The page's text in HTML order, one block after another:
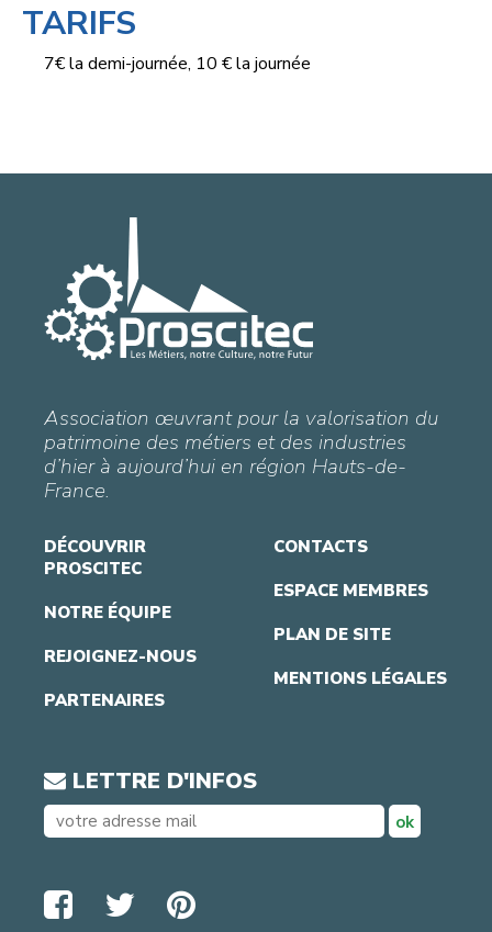
TARIFS
7€ la demi-journée, 10 € la journée
Association œuvrant pour la valorisation du
patrimoine des métiers et des industries
d’hier à aujourd’hui en région Hauts-de-
France.
DÉCOUVRIR
PROSCITEC
NOTRE ÉQUIPE
REJOIGNEZ-NOUS
PARTENAIRES
CONTACTS
ESPACE MEMBRES
PLAN DE SITE
MENTIONS LÉGALES
LETTRE D'INFOS